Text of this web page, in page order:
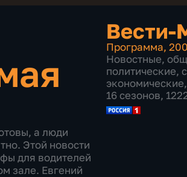
а люди
Этой новости
для водителей
зале. Евгений
Вести-
Программа,
Новостные,
политические,
экономические,
16 сезонов,